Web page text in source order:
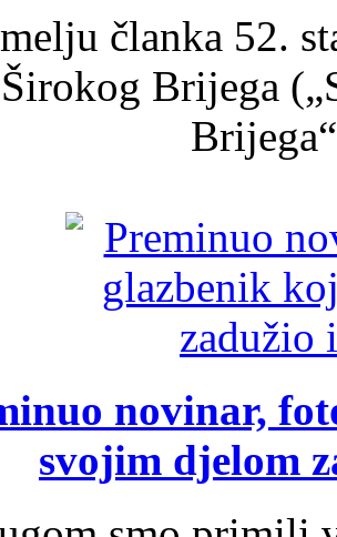
članka 52.
Brijega
novinar,
svojim djelom